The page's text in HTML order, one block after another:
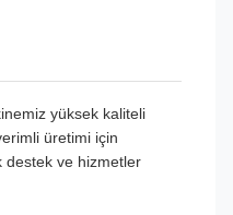
yüksek kaliteli
üretimi için
destek ve hizmetler